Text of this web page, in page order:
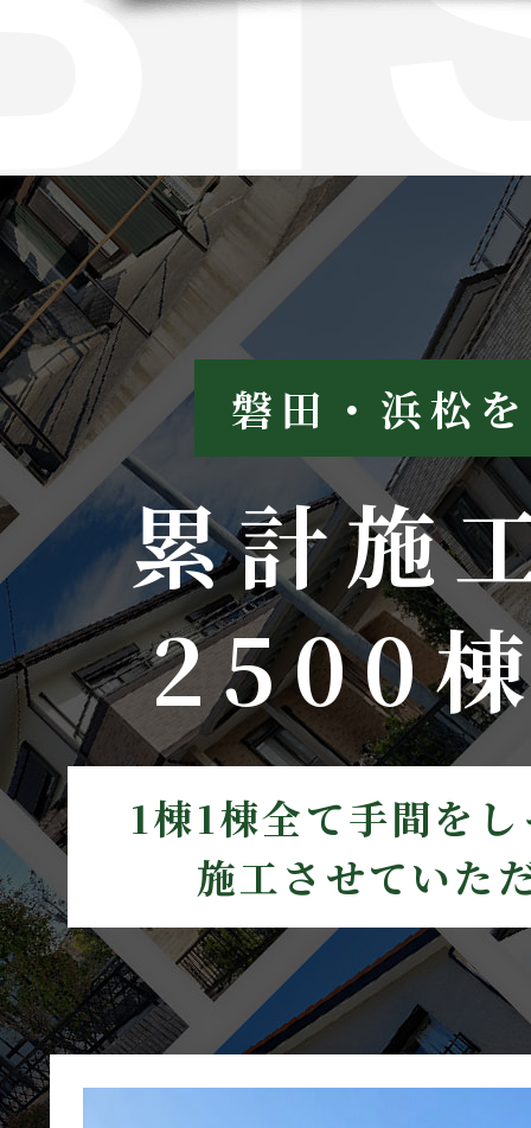
磐田・浜松
累計施
2500
1棟1棟全て手間を
施工させていた